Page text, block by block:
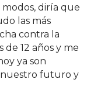
diría que
las más
contra la
de 12 años y me
ya son
nuestro futuro y